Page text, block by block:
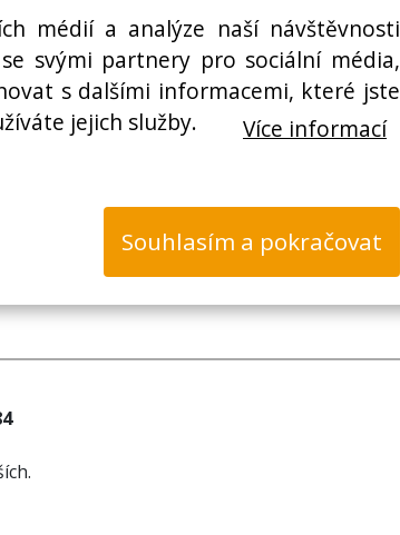
médií a analýze naší návštěvnosti
svými partnery pro sociální média,
s dalšími informacemi, které jste
jejich služby.
Více informací
Souhlasím a pokračovat
DPH: